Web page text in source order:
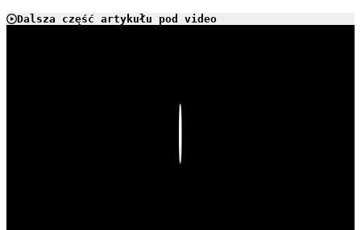
Dalsza część artykułu pod video